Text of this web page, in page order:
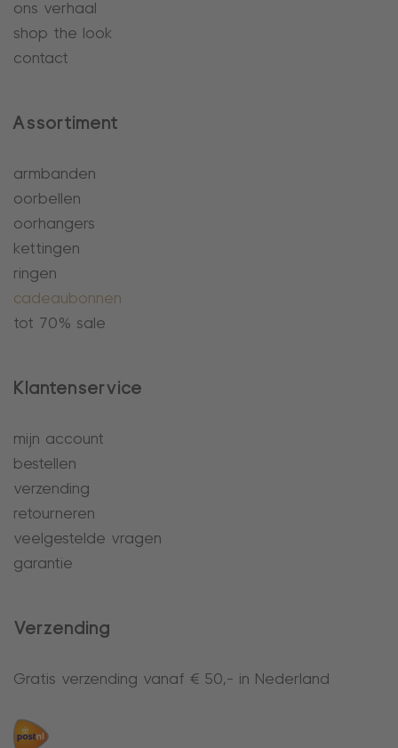
ons verhaal
shop the look
contact
Assortiment
armbanden
oorbellen
oorhangers
kettingen
ringen
cadeaubonnen
tot 70% sale
Klantenservice
mijn account
bestellen
verzending
retourneren
veelgestelde vragen
garantie
Verzending
Gratis verzending vanaf € 50,- in Nederland